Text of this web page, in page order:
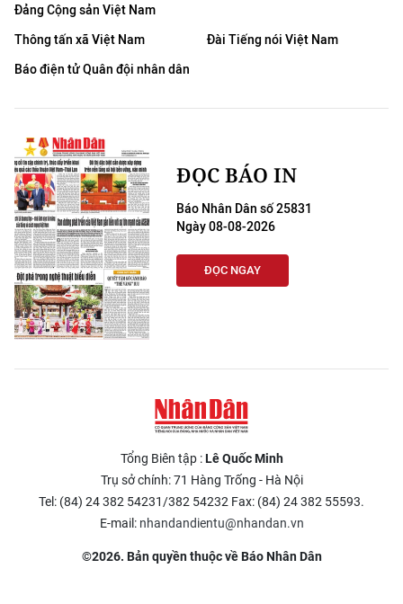
Đảng Cộng sản Việt Nam
Thông tấn xã Việt Nam
Đài Tiếng nói Việt Nam
Báo điện tử Quân đội nhân dân
ĐỌC BÁO IN
Báo Nhân Dân số 25831
Ngày 08-08-2026
ĐỌC NGAY
Tổng Biên tập :Lê Quốc Minh
Trụ sở chính: 71 Hàng Trống - Hà Nội
Tel: (84) 24 382 54231/382 54232 Fax: (84) 24 382 55593.
E-mail: nhandandientu@nhandan.vn
©2026. Bản quyền thuộc về Báo Nhân Dân